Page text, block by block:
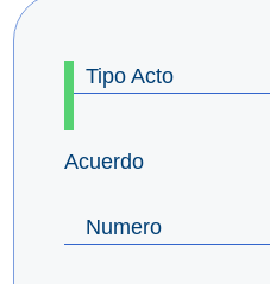
Tipo Acto
Acuerdo
Numero